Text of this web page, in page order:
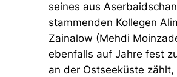
seines aus Aserbaidschan
stammenden Kollegen
Zainalow (Mehdi
ebenfalls auf Jahre fest
an der Ostseeküste zählt,